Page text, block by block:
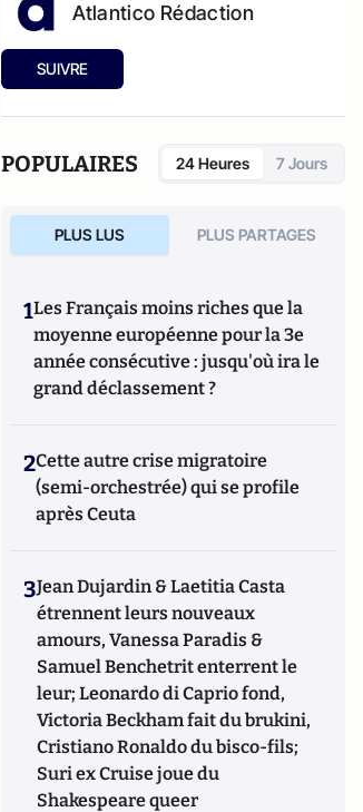
Atlantico Rédaction
SUIVRE
POPULAIRES 24 Heures 7 Jours
PLUS LUS PLUS PARTAGES
1Les Français moins riches que la
moyenne européenne pour la 3e
année consécutive : jusqu'où ira le
grand déclassement ?
2Cette autre crise migratoire
(semi-orchestrée) qui se profile
après Ceuta
3Jean Dujardin & Laetitia Casta
étrennent leurs nouveaux
amours, Vanessa Paradis &
Samuel Benchetrit enterrent le
leur; Leonardo di Caprio fond,
Victoria Beckham fait du brukini,
Cristiano Ronaldo du bisco-fils;
Suri ex Cruise joue du
Shakespeare queer